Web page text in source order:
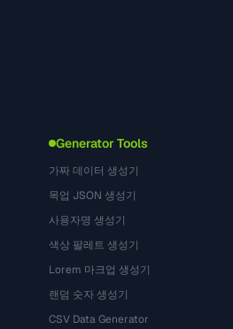
Generator Tools
가짜 데이터 생성기
목업 JSON 생성기
사용자명 생성기
색상 팔레트 생성기
Lorem 마크업 생성기
랜덤 숫자 생성기
CSV Data Generator